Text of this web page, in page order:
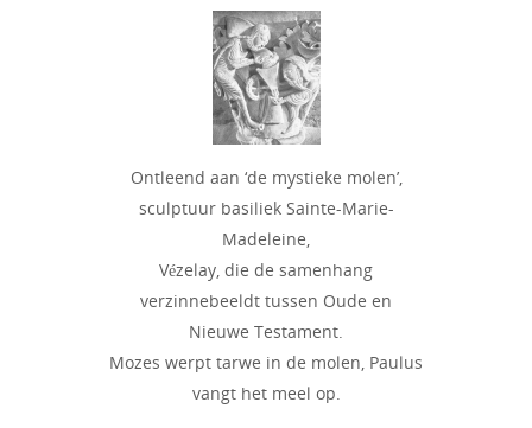
Ontleend aan ‘de mystieke molen’,
sculptuur basiliek Sainte-Marie-
Madeleine,
Vézelay, die de samenhang
verzinnebeeldt tussen Oude en
Nieuwe Testament.
Mozes werpt tarwe in de molen, Paulus
vangt het meel op.